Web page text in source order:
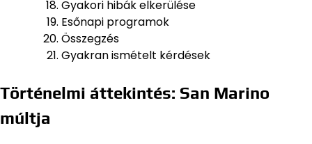
Gyakori hibák elkerülése
Esőnapi programok
Összegzés
Gyakran ismételt kérdések
Történelmi áttekintés: San Marino
múltja